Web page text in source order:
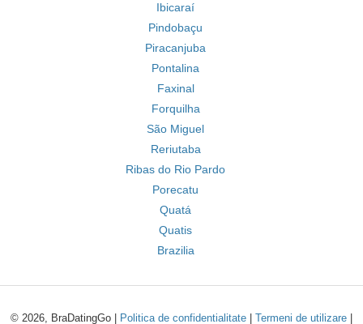
Ibicaraí
Pindobaçu
Piracanjuba
Pontalina
Faxinal
Forquilha
São Miguel
Reriutaba
Ribas do Rio Pardo
Porecatu
Quatá
Quatis
Brazilia
© 2026, BraDatingGo | Politica de confidentialitate Termeni de utilizare